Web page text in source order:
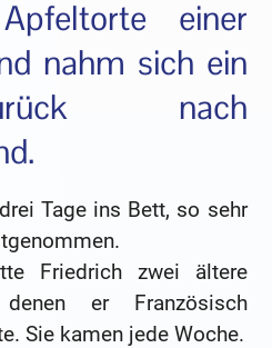
einer
nahm sich ein
nach
Tage ins Bett, so sehr
Friedrich zwei ältere
er Französisch
Sie kamen jede Woche.